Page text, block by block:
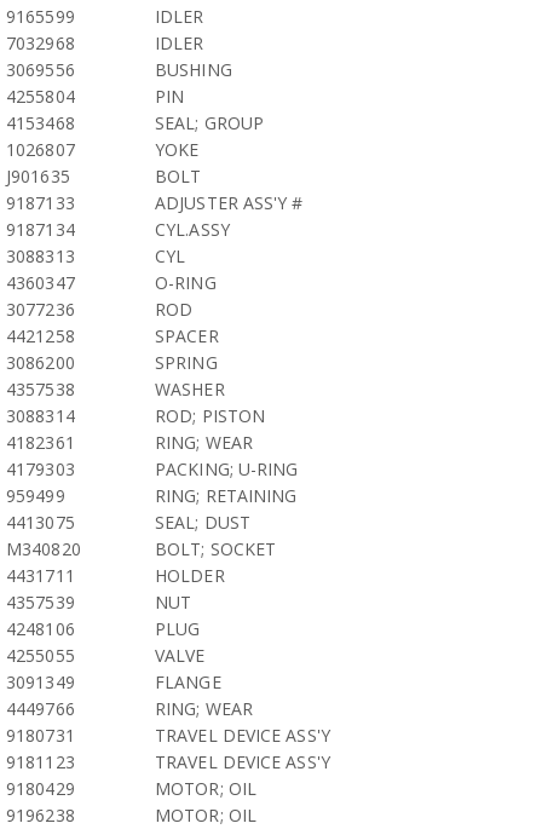
9165599
IDLER
7032968
IDLER
3069556
BUSHING
4255804
PIN
4153468
SEAL; GROUP
1026807
YOKE
J901635
BOLT
9187133
ADJUSTER ASS'Y #
9187134
CYL.ASSY
3088313
CYL
4360347
O-RING
3077236
ROD
4421258
SPACER
3086200
SPRING
4357538
WASHER
3088314
ROD; PISTON
4182361
RING; WEAR
4179303
PACKING; U-RING
959499
RING; RETAINING
4413075
SEAL; DUST
M340820
BOLT; SOCKET
4431711
HOLDER
4357539
NUT
4248106
PLUG
4255055
VALVE
3091349
FLANGE
4449766
RING; WEAR
9180731
TRAVEL DEVICE ASS'Y
9181123
TRAVEL DEVICE ASS'Y
9180429
MOTOR; OIL
9196238
MOTOR; OIL